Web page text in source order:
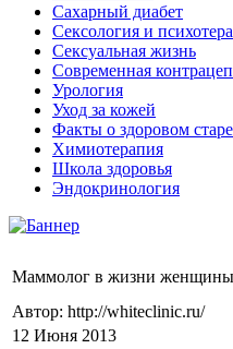
Сахарный диабет
Сексология и
Сексуальная жизнь
Современная
Урология
Уход за кожей
Факты о здоровом
Химиoтерапия
Школа здоровья
Эндокринология
Маммолог в жизни женщины
Автор: http://whiteclinic.ru/
12 Июня 2013